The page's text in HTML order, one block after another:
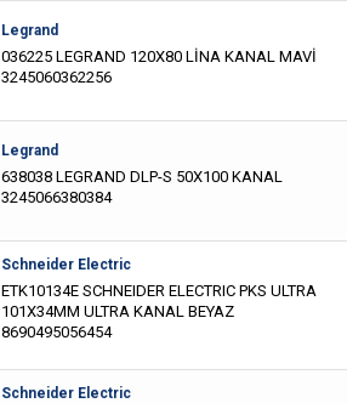
Legrand
036225 LEGRAND 120X80 LİNA KANAL MAVİ
3245060362256
Legrand
638038 LEGRAND DLP-S 50X100 KANAL
3245066380384
Schneider Electric
ETK10134E SCHNEIDER ELECTRIC PKS ULTRA
101X34MM ULTRA KANAL BEYAZ
8690495056454
Schneider Electric